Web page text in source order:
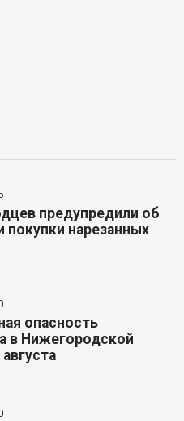
предупредили об
покупки нарезанных
опасность
в Нижегородской